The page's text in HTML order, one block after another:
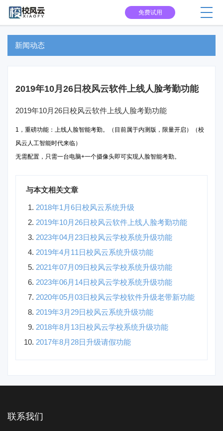
免费试用
新闻动态
2019年10月26日校风云软件上线人脸考勤功能
2019年10月26日校风云软件上线人脸考勤功能
1，重磅功能：上线人脸智能考勤。（目前属于内测版，限量开启）（校
风云人工智能时代来临）
无需配置，只需一台电脑+一个摄像头即可实现人脸智能考勤。
与本文相关文章
2018年1月6日校风云系统升级
2019年10月26日校风云软件上线人脸考勤功能
2023年04月23日校风云学校系统升级功能
2019年4月11日校风云系统升级功能
2021年07月09日校风云学校系统升级功能
2023年06月14日校风云学校系统升级功能
2020年05月03日校风云学校软件升级老带新功能
2019年3月29日校风云系统升级功能
2018年8月13日校风云学校系统升级功能
2017年8月28日升级请假功能
联系我们